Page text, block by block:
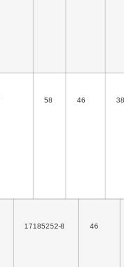
58 46 38
17185252-8 46